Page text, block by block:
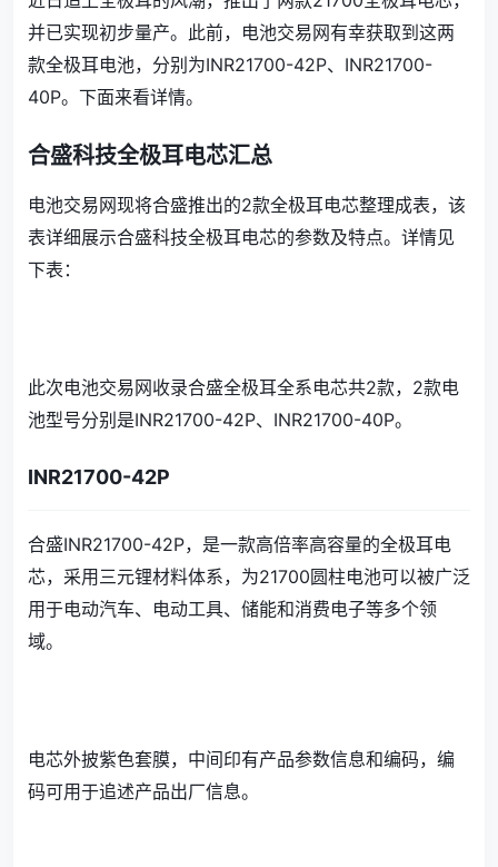
并已实现初步量产。此前，电池交易网有幸获取到这两
款全极耳电池，分别为INR21700-42P、INR21700-
40P。下面来看详情。
合盛科技全极耳电芯汇总
电池交易网现将合盛推出的2款全极耳电芯整理成表，该
表详细展示合盛科技全极耳电芯的参数及特点。详情见
下表：
此次电池交易网收录合盛全极耳全系电芯共2款，2款电
池型号分别是INR21700-42P、INR21700-40P。
INR21700-42P
合盛INR21700-42P，是一款高倍率高容量的全极耳电
芯，采用三元锂材料体系，为21700圆柱电池可以被广泛
用于电动汽车、电动工具、储能和消费电子等多个领
域。
电芯外披紫色套膜，中间印有产品参数信息和编码，编
码可用于追述产品出厂信息。